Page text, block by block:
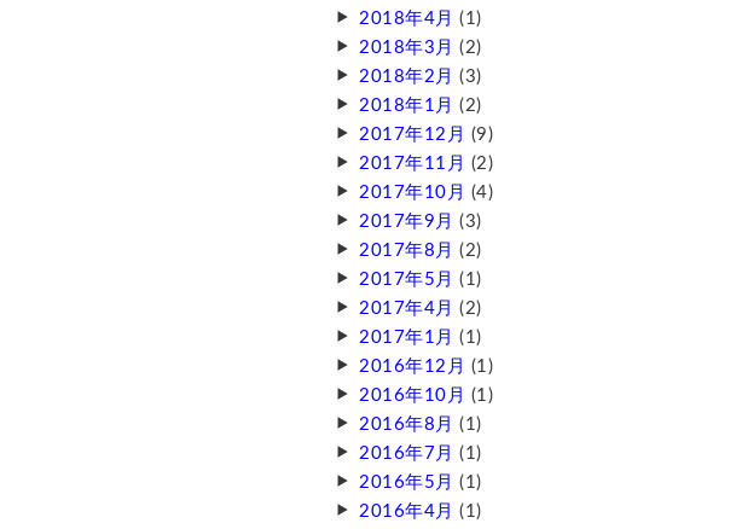
2018年4月 (1)
2018年3月 (2)
2018年2月 (3)
2018年1月 (2)
2017年12月 (9)
2017年11月 (2)
2017年10月 (4)
2017年9月 (3)
2017年8月 (2)
2017年5月 (1)
2017年4月 (2)
2017年1月 (1)
2016年12月 (1)
2016年10月 (1)
2016年8月 (1)
2016年7月 (1)
2016年5月 (1)
2016年4月 (1)